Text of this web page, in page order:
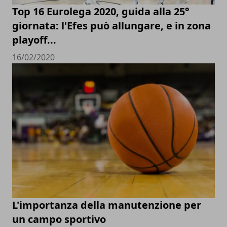
Top 16 Eurolega 2020, guida alla 25°
giornata: l'Efes può allungare, e in zona
playoff...
16/02/2020
L'importanza della manutenzione per
un campo sportivo